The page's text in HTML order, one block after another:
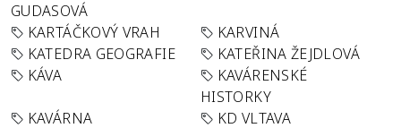
GUDASOVÁ
KARTÁČKOVÝ VRAH
KARVINÁ
KATEDRA GEOGRAFIE
KATEŘINA ŽEJDLOVÁ
KÁVA
KAVÁRENSKÉ
HISTORKY
KAVÁRNA
KD VLTAVA